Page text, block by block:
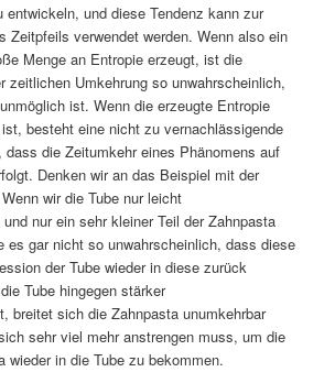
entwickeln, und diese Tendenz kann zur
Zeitpfeils verwendet werden. Wenn also ein
Menge an Entropie erzeugt, ist die
zeitlichen Umkehrung so unwahrscheinlich,
ist. Wenn die erzeugte Entropie
besteht eine nicht zu vernachlässigende
dass die Zeitumkehr eines Phänomens auf
Denken wir an das Beispiel mit der
wir die Tube nur leicht
nur ein sehr kleiner Teil der Zahnpasta
es gar nicht so unwahrscheinlich, dass diese
der Tube wieder in diese zurück
Tube hingegen stärker
breitet sich die Zahnpasta unumkehrbar
sehr viel mehr anstrengen muss, um die
wieder in die Tube zu bekommen.